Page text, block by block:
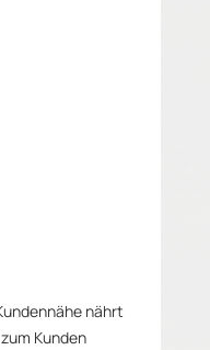
nährt
Kunden